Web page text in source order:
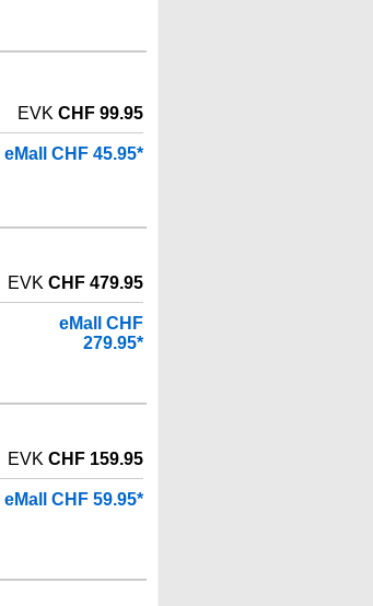
EVK CHF 99.95
eMall CHF 45.95*
EVK CHF 479.95
eMall CHF
279.95*
EVK CHF 159.95
eMall CHF 59.95*